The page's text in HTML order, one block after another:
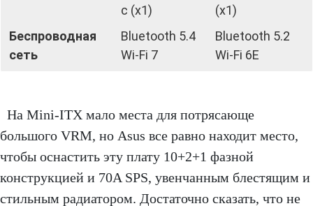
с (x1)
(x1)
Беспроводная
сеть
Bluetooth 5.4
Wi-Fi 7
Bluetooth 5.2
Wi-Fi 6E
На Mini-ITX мало места для потрясающе
большого VRM, но Asus все равно находит место,
чтобы оснастить эту плату 10+2+1 фазной
конструкцией и 70A SPS, увенчанным блестящим и
стильным радиатором. Достаточно сказать, что не